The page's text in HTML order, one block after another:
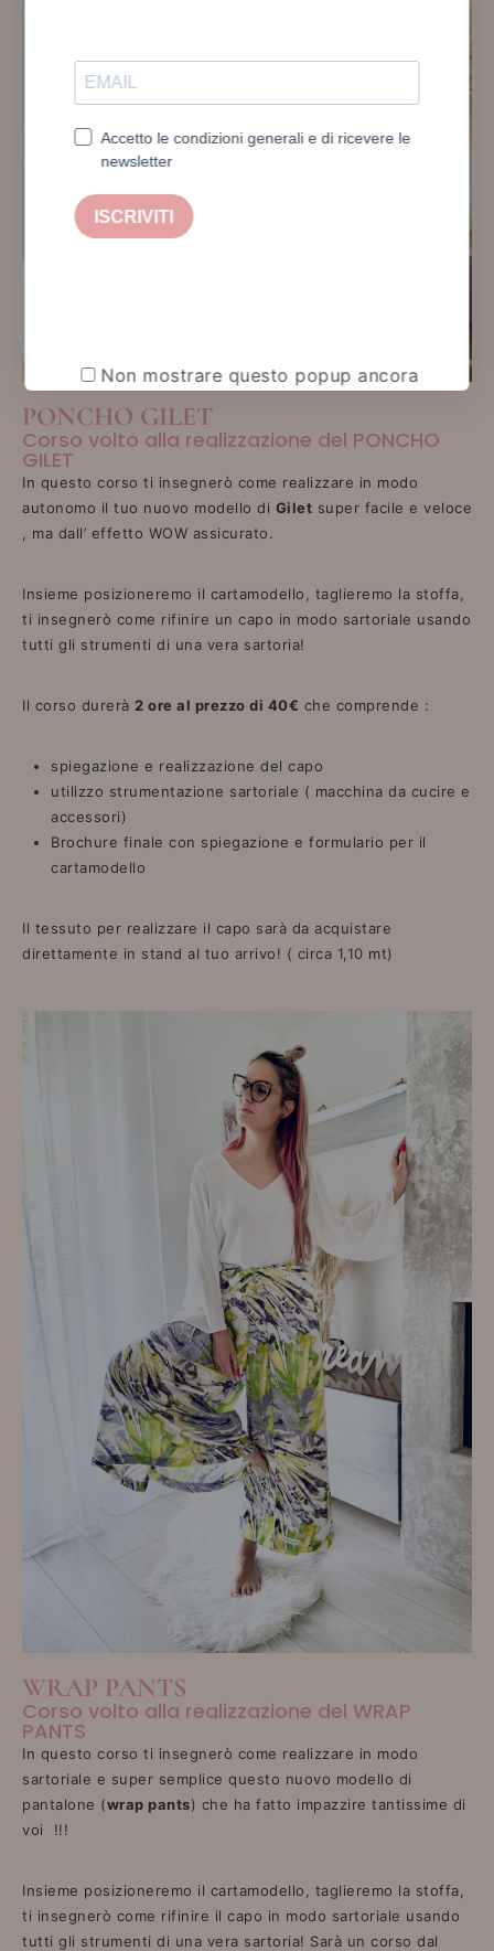
PONCHO GILET
Corso volto alla realizzazione del PONCHO
GILET
In questo corso ti insegnerò come realizzare in modo
autonomo il tuo nuovo modello di Gilet super facile e veloce
, ma dall’ effetto WOW assicurato.
Insieme posizioneremo il cartamodello, taglieremo la stoffa,
ti insegnerò come rifinire un capo in modo sartoriale usando
tutti gli strumenti di una vera sartoria!
Il corso durerà 2 ore al prezzo di 40€ che comprende :
spiegazione e realizzazione del capo
utilizzo strumentazione sartoriale ( macchina da cucire e
accessori)
Brochure finale con spiegazione e formulario per il
cartamodello
Il tessuto per realizzare il capo sarà da acquistare
direttamente in stand al tuo arrivo! ( circa 1,10 mt)
WRAP PANTS
Corso volto alla realizzazione del WRAP
PANTS
In questo corso ti insegnerò come realizzare in modo
sartoriale e super semplice questo nuovo modello di
pantalone (wrap pants) che ha fatto impazzire tantissime di
voi !!!
Insieme posizioneremo il cartamodello, taglieremo la stoffa,
ti insegnerò come rifinire il capo in modo sartoriale usando
tutti gli strumenti di una vera sartoria! Sarà un corso dal
Non mostrare questo popup ancora